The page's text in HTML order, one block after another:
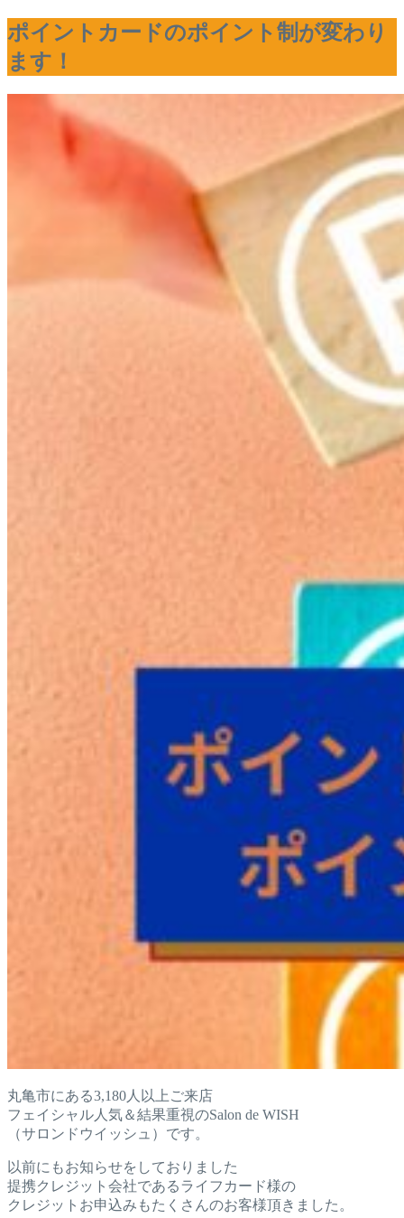
ポイントカードのポイント制が変わり
ます！
丸亀市にある3,180人以上ご来店
フェイシャル人気＆結果重視のSalon de WISH
（サロンドウイッシュ）です。
以前にもお知らせをしておりました
提携クレジット会社であるライフカード様の
クレジットお申込みもたくさんのお客様頂きました。